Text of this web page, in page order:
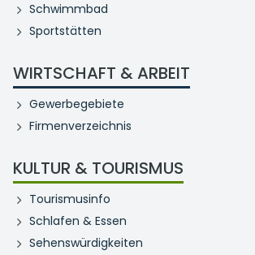
Schwimmbad
Sportstätten
WIRTSCHAFT & ARBEIT
Gewerbegebiete
Firmenverzeichnis
KULTUR & TOURISMUS
Tourismusinfo
Schlafen & Essen
Sehenswürdigkeiten